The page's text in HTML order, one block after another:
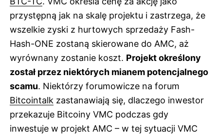
przystępną jak na skalę projektu i zastrzega, że
wszelkie zyski z hurtowych sprzedaży Fash-
Hash-ONE zostaną skierowane do AMC, aż
wyrównany zostanie koszt. Projekt określony
został przez niektórych mianem potencjalnego
scamu. Niektórzy forumowicze na forum
Bitcointalk zastanawiają się, dlaczego inwestor
przekazuje Bitcoiny VMC podczas gdy
inwestuje w projekt AMC – w tej sytuacji VMC